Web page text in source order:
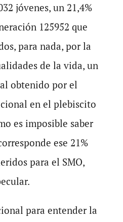
jóvenes, un 21,4%
125952 que
para nada, por la
de la vida, un
obtenido por el
en el plebiscito
es imposible saber
ese 21%
para el SMO,
para entender la